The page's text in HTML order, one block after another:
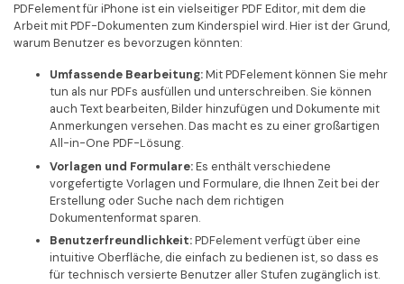
PDFelement für iPhone ist ein vielseitiger PDF Editor, mit dem die
Arbeit mit PDF-Dokumenten zum Kinderspiel wird. Hier ist der Grund,
warum Benutzer es bevorzugen könnten:
Umfassende Bearbeitung:Mit PDFelement können Sie mehr
tun als nur PDFs ausfüllen und unterschreiben. Sie können
auch Text bearbeiten, Bilder hinzufügen und Dokumente mit
Anmerkungen versehen. Das macht es zu einer großartigen
All-in-One PDF-Lösung.
Vorlagen und Formulare:Es enthält verschiedene
vorgefertigte Vorlagen und Formulare, die Ihnen Zeit bei der
Erstellung oder Suche nach dem richtigen
Dokumentenformat sparen.
Benutzerfreundlichkeit:PDFelement verfügt über eine
intuitive Oberfläche, die einfach zu bedienen ist, so dass es
für technisch versierte Benutzer aller Stufen zugänglich ist.